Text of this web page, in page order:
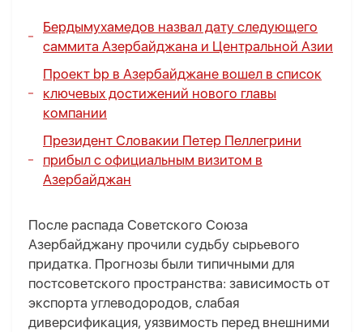
Бердымухамедов назвал дату следующего
саммита Азербайджана и Центральной Азии
Проект bp в Азербайджане вошел в список
ключевых достижений нового главы
компании
Президент Словакии Петер Пеллегрини
прибыл с официальным визитом в
Азербайджан
После распада Советского Союза
Азербайджану прочили судьбу сырьевого
придатка. Прогнозы были типичными для
постсоветского пространства: зависимость от
экспорта углеводородов, слабая
диверсификация, уязвимость перед внешними